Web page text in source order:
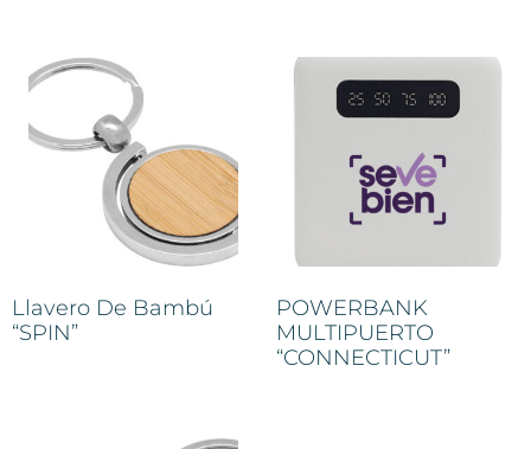
Llavero De Bambú
“SPIN”
POWERBANK
MULTIPUERTO
“CONNECTICUT”